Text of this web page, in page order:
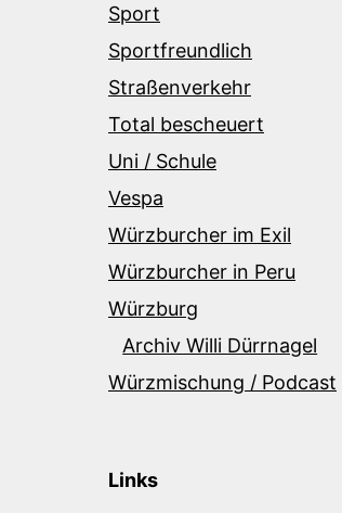
Sport
Sportfreundlich
Straßenverkehr
Total bescheuert
Uni / Schule
Vespa
Würzburcher im Exil
Würzburcher in Peru
Würzburg
Archiv Willi Dürrnagel
Würzmischung / Podcast
Links